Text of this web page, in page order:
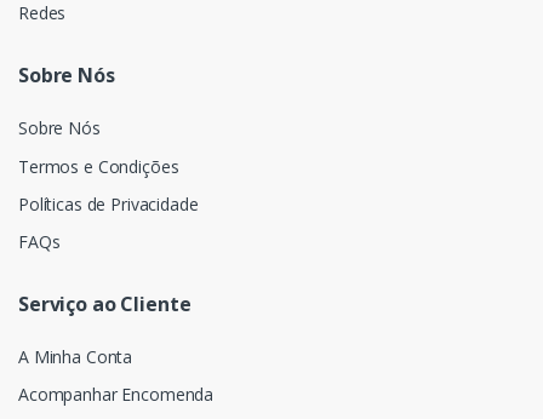
Redes
Sobre Nós
Sobre Nós
Termos e Condições
Políticas de Privacidade
FAQs
Serviço ao Cliente
A Minha Conta
Acompanhar Encomenda